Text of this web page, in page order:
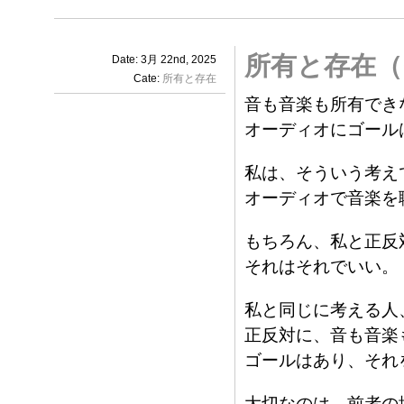
Date: 3月 22nd, 2025
Cate: 所有と存在 所有と存在
音も音楽も所有でき
オーディオにゴー
私は、そういう考
オーディオで音楽
もちろん、私と正
それはそれでいい。
私と同じに考える人
正反対に、音も音
ゴールはあり、そ